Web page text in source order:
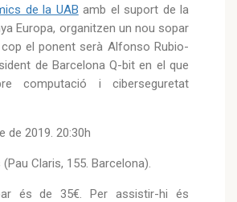
de la UAB amb el suport de la
Europa, organitzen un nou sopar
cop el ponent serà Alfonso Rubio-
de Barcelona Q-bit en el que
computació i ciberseguretat
de 2019. 20:30h
Claris, 155. Barcelona).
és de 35€. Per assistir-hi és